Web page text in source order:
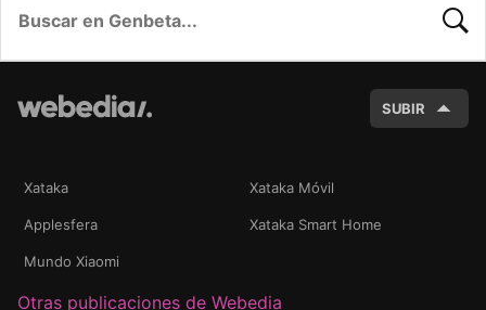
SUBIR
Xataka Xataka Móvil
Applesfera Xataka Smart Home
Mundo Xiaomi
Otras publicaciones de Webedia